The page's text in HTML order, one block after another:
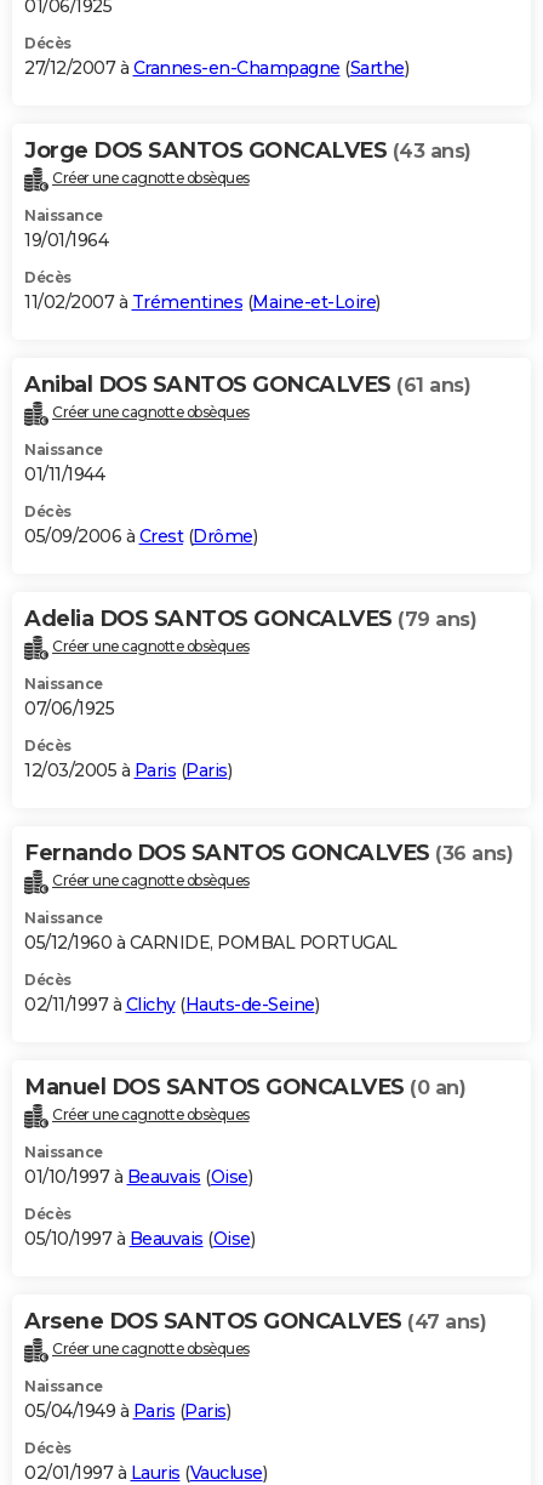
01/06/1925
Décès
27/12/2007 à Crannes-en-Champagne (Sarthe)
Jorge DOS SANTOS GONCALVES (43 ans)
Créer une cagnotte obsèques
Naissance
19/01/1964
Décès
11/02/2007 à Trémentines (Maine-et-Loire)
Anibal DOS SANTOS GONCALVES (61 ans)
Créer une cagnotte obsèques
Naissance
01/11/1944
Décès
05/09/2006 à Crest(Drôme)
Adelia DOS SANTOS GONCALVES (79 ans)
Créer une cagnotte obsèques
Naissance
07/06/1925
Décès
12/03/2005 à Paris (Paris)
Fernando DOS SANTOS GONCALVES (36 ans)
Créer une cagnotte obsèques
Naissance
05/12/1960 à CARNIDE, POMBAL PORTUGAL
Décès
02/11/1997 à Clichy(Hauts-de-Seine)
Manuel DOS SANTOS GONCALVES (0 an)
Créer une cagnotte obsèques
Naissance
01/10/1997 à Beauvais (Oise)
Décès
05/10/1997 à Beauvais (Oise)
Arsene DOS SANTOS GONCALVES (47 ans)
Créer une cagnotte obsèques
Naissance
05/04/1949 à Paris (Paris)
Décès
02/01/1997 à Lauris (Vaucluse)